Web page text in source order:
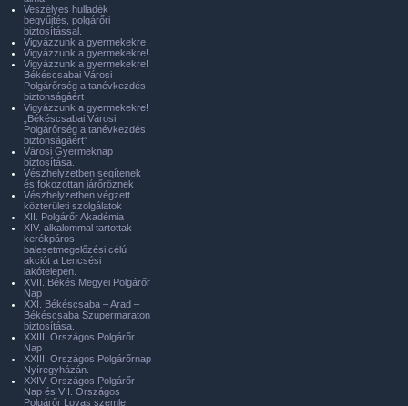
Veszélyes hulladék
begyűjtés, polgárőri
biztosítással.
Vigyázzunk a gyermekekre
Vigyázzunk a gyermekekre!
Vigyázzunk a gyermekekre!
Békéscsabai Városi
Polgárőrség a tanévkezdés
biztonságáért
Vigyázzunk a gyermekekre!
„Békéscsabai Városi
Polgárőrség a tanévkezdés
biztonságáért”
Városi Gyermeknap
biztosítása.
Vészhelyzetben segítenek
és fokozottan járőröznek
Vészhelyzetben végzett
közterületi szolgálatok
XII. Polgárőr Akadémia
XIV. alkalommal tartottak
kerékpáros
balesetmegelőzési célú
akciót a Lencsési
lakótelepen.
XVII. Békés Megyei Polgárőr
Nap
XXI. Békéscsaba – Arad –
Békéscsaba Szupermaraton
biztosítása.
XXIII. Országos Polgárőr
Nap
XXIII. Országos Polgárőrnap
Nyíregyházán.
XXIV. Országos Polgárőr
Nap és VII. Országos
Polgárőr Lovas szemle